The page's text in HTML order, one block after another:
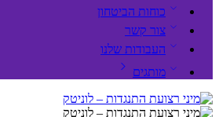
כוחות הביטחון
צור קשר
העבודות שלנו
מותגים